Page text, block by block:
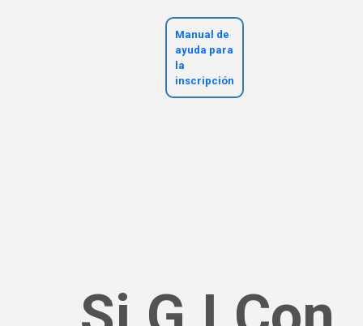
Manual de
ayuda para
la
inscripción